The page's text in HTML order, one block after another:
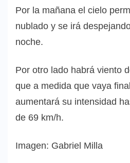
Por la mañana el cielo
nublado y se irá
noche.
Por otro lado habrá viento
que a medida que vaya
aumentará su intensidad
de 69 km/h.
Imagen: Gabriel Milla